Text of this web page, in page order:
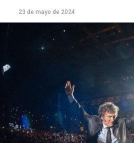
23 de mayo de 2024